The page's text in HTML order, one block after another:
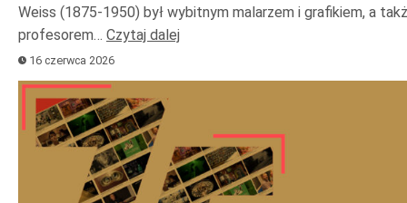
Weiss (1875-1950) był wybitnym malarzem i grafikiem, a
profesorem… Czytaj dalej
16 czerwca 2026